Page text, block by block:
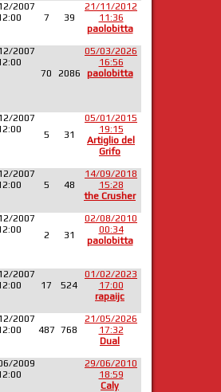
2007
7 39
21/11/2012
11:36
paolobitta
2007
70
2086
05/03/2026
16:56
paolobitta
2007
5 31
05/01/2015
19:15
Artiglio del
Grifo
2007
5 48
14/09/2018
15:28
the Crusher
2007
2 31
02/08/2010
00:34
paolobitta
2007
17 524
01/02/2023
17:00
rapaijc
2007
487 768
21/05/2026
17:32
Dual
2009
29/06/2010
18:59
Caly